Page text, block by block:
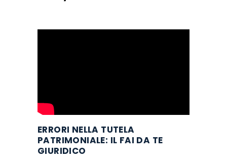
ERRORI NELLA TUTELA
PATRIMONIALE: IL FAI DA TE
GIURIDICO